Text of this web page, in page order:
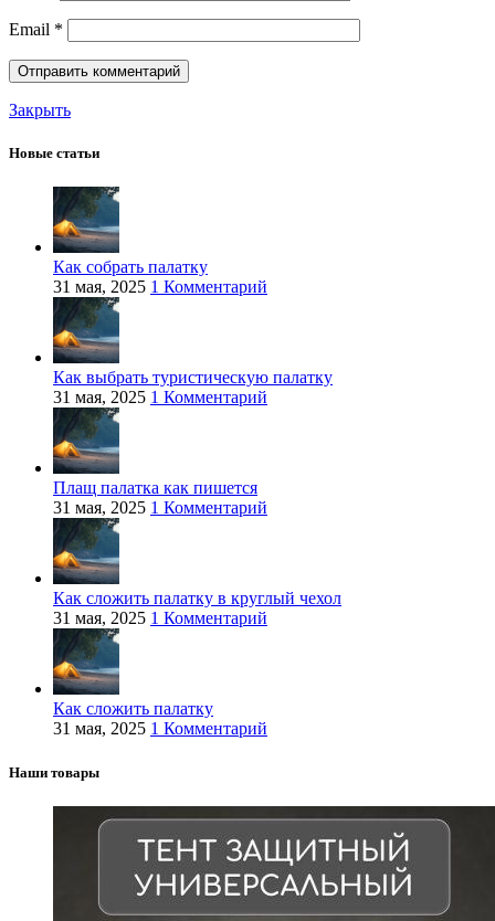
Email *
Закрыть
Новые статьи
Как собрать палатку
31 мая, 2025 1 Комментарий
Как выбрать туристическую палатку
31 мая, 2025 1 Комментарий
Плащ палатка как пишется
31 мая, 2025 1 Комментарий
Как сложить палатку в круглый чехол
31 мая, 2025 1 Комментарий
Как сложить палатку
31 мая, 2025 1 Комментарий
Наши товары